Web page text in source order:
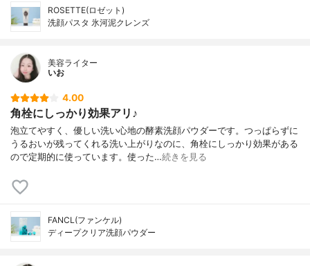
ROSETTE(ロゼット)
洗顔パスタ 氷河泥クレンズ
美容ライター
いお
4.00
角栓にしっかり効果アリ♪
泡立てやすく、優しい洗い心地の酵素洗顔パウダーです。つっぱらずに
うるおいが残ってくれる洗い上がりなのに、角栓にしっかり効果がある
ので定期的に使っています。使った…続きを見る
FANCL(ファンケル)
ディープクリア洗顔パウダー